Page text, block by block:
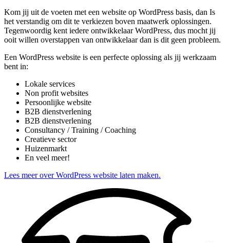
Kom jij uit de voeten met een website op WordPress basis, dan Is
het verstandig om dit te verkiezen boven maatwerk oplossingen.
Tegenwoordig kent iedere ontwikkelaar WordPress, dus mocht jij
ooit willen overstappen van ontwikkelaar dan is dit geen probleem.
Een WordPress website is een perfecte oplossing als jij werkzaam
bent in:
Lokale services
Non profit websites
Persoonlijke website
B2B dienstverlening
B2B dienstverlening
Consultancy / Training / Coaching
Creatieve sector
Huizenmarkt
En veel meer!
Lees meer over WordPress website laten maken.